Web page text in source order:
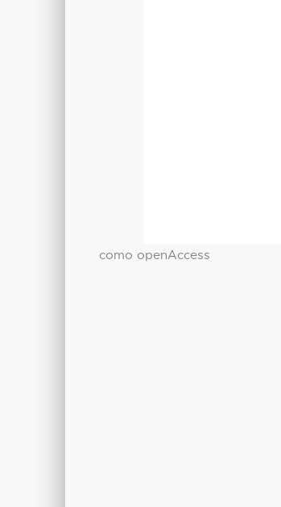
como openAccess